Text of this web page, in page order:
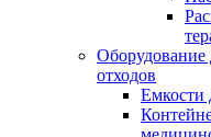
Оборудование
отходов
Емкости